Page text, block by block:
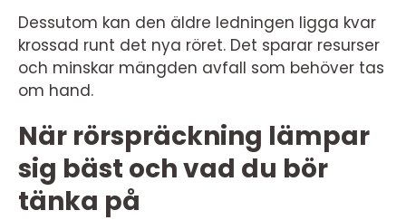
Dessutom kan den äldre ledningen ligga kvar
krossad runt det nya röret. Det sparar resurser
och minskar mängden avfall som behöver tas
om hand.
När rörspräckning lämpar
sig bäst och vad du bör
tänka på